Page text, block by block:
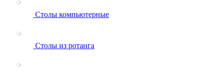
Столы компьютерные
Столы из ротанга